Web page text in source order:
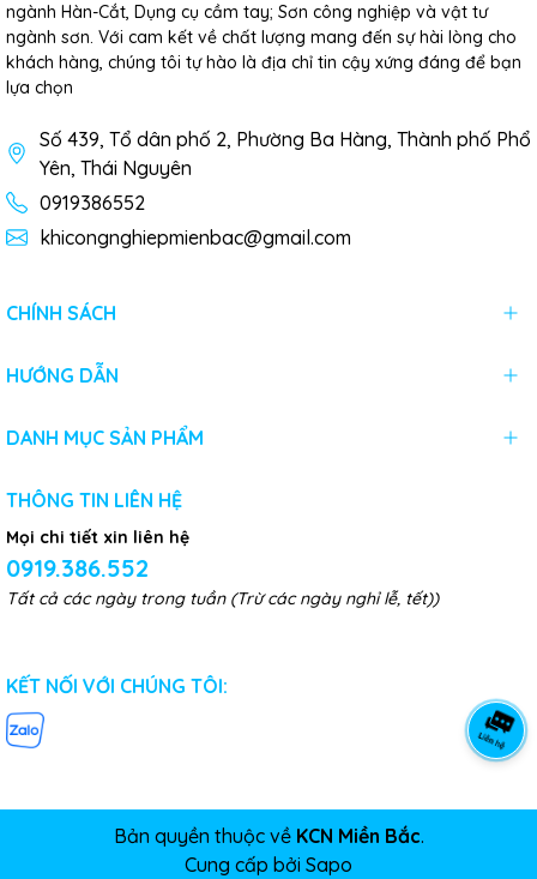
ngành Hàn-Cắt, Dụng cụ cầm tay; Sơn công nghiệp và vật tư
ngành sơn. Với cam kết về chất lượng mang đến sự hài lòng cho
khách hàng, chúng tôi tự hào là địa chỉ tin cậy xứng đáng để bạn
lựa chọn
Số 439, Tổ dân phố 2, Phường Ba Hàng, Thành phố Phổ
Yên, Thái Nguyên
0919386552
khicongnghiepmienbac@gmail.com
CHÍNH SÁCH
HƯỚNG DẪN
DANH MỤC SẢN PHẨM
THÔNG TIN LIÊN HỆ
Mọi chi tiết xin liên hệ
0919.386.552
Tất cả các ngày trong tuần (Trừ các ngày nghỉ lễ, tết))
KẾT NỐI VỚI CHÚNG TÔI:
Bản quyền thuộc về KCN Miền Bắc.
Cung cấp bởi Sapo